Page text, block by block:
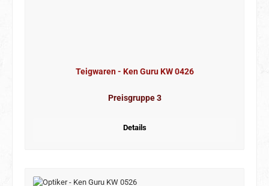
Teigwaren - Ken Guru KW 0426
Preisgruppe 3
Details